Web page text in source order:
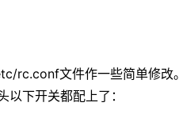
rc.conf文件作一些简单修改。
下开关都配上了：